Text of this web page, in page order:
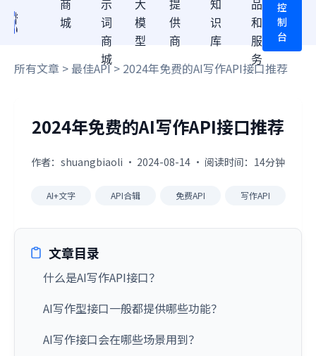
商
城
示
词
商
城
大
模
型
提
供
商
知
识
库
品
和
服
务
控
制
台
所有文章 > 最佳API> 2024年免费的AI写作API接口推荐
2024年免费的AI写作API接口推荐
作者：shuangbiaoli · 2024-08-14 · 阅读时间：14分钟
AI+文字 API合辑 免费API 写作API
文章目录
什么是AI写作API接口？
AI写作型接口一般都提供哪些功能？
AI写作接口会在哪些场景用到？